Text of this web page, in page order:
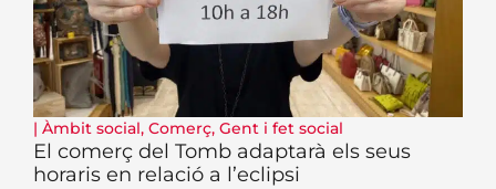
| Àmbit social, Comerç, Gent i fet social
El comerç del Tomb adaptarà els seus
horaris en relació a l’eclipsi